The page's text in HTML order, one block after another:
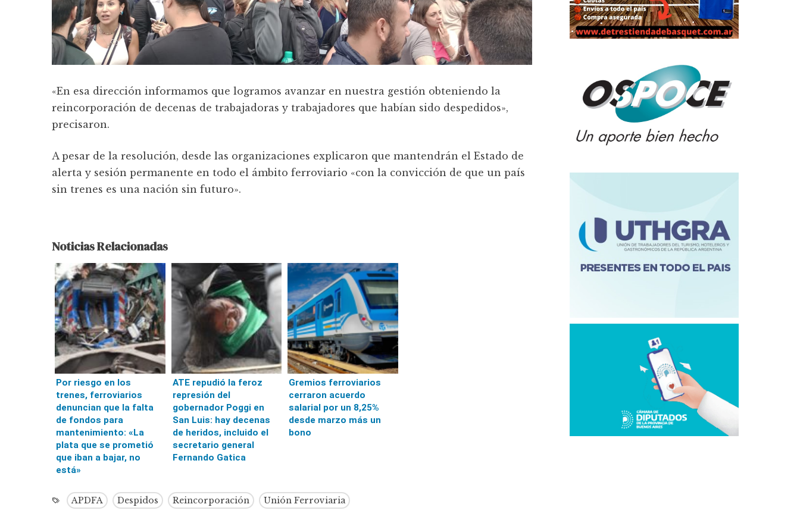
«En esa dirección informamos que logramos avanzar en nuestra gestión obteniendo la
reincorporación de decenas de trabajadoras y trabajadores que habían sido despedidos»,
precisaron.
A pesar de la resolución, desde las organizaciones explicaron que mantendrán el Estado de
alerta y sesión permanente en todo el ámbito ferroviario «con la convicción de que un país
sin trenes es una nación sin futuro».
Noticias Relacionadas
Por riesgo en los
trenes, ferroviarios
denuncian que la falta
de fondos para
mantenimiento: «La
plata que se prometió
que iban a bajar, no
está»
ATE repudió la feroz
represión del
gobernador Poggi en
San Luis: hay decenas
de heridos, incluido el
secretario general
Fernando Gatica
Gremios ferroviarios
cerraron acuerdo
salarial por un 8,25%
desde marzo más un
bono
APDFA Despidos Reincorporación Unión Ferroviaria